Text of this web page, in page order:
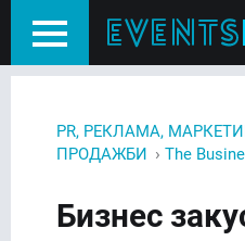
PR, РЕКЛАМА,
ПРОДАЖБИ › The
Бизнес